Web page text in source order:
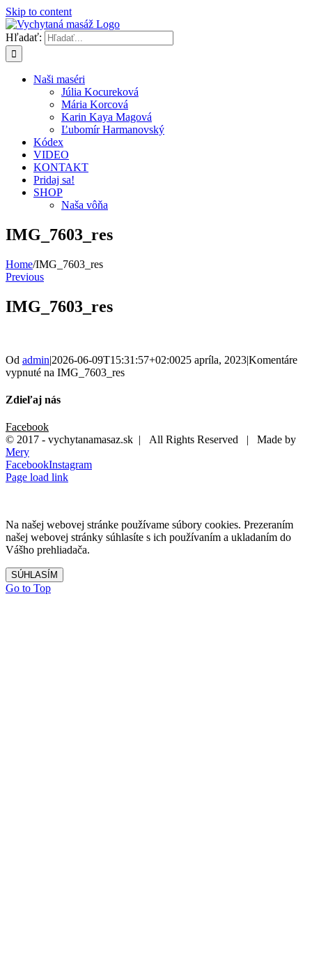
Skip to content
Hľadať:
Naši maséri
Júlia Kocureková
Mária Korcová
Karin Kaya Magová
Ľubomír Harmanovský
Kódex
VIDEO
KONTAKT
Pridaj sa!
SHOP
Naša vôňa
IMG_7603_res
Home/IMG_7603_res
Previous
IMG_7603_res
Od admin|2026-06-09T15:31:57+02:0025 apríla, 2023|Komentáre
vypnuté na IMG_7603_res
Zdieľaj nás
Facebook
© 2017 - vychytanamasaz.sk | All Rights Reserved | Made by
Mery
FacebookInstagram
Page load link
Na našej webovej stránke používame súbory cookies. Prezeraním
našej webovej stránky súhlasíte s ich používaním a ukladaním do
Vášho prehliadača.
SÚHLASÍM
Go to Top